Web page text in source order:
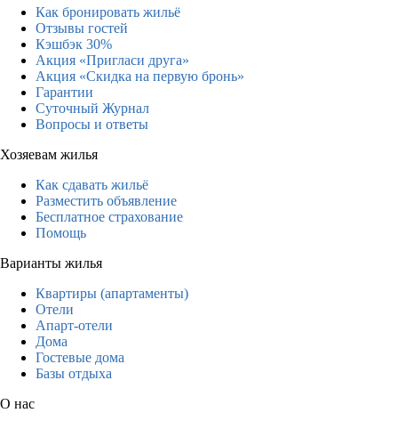
Как бронировать жильё
Отзывы гостей
Кэшбэк 30%
Акция «Пригласи друга»
Акция «Скидка на первую бронь»
Гарантии
Суточный Журнал
Вопросы и ответы
Хозяевам жилья
Как сдавать жильё
Разместить объявление
Бесплатное страхование
Помощь
Варианты жилья
Квартиры (апартаменты)
Отели
Апарт-отели
Дома
Гостевые дома
Базы отдыха
О нас